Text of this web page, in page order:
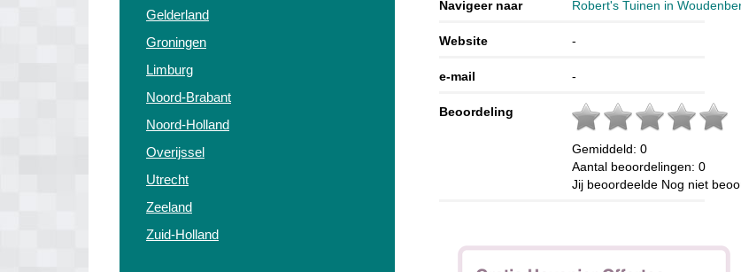
Gelderland
Groningen
Limburg
Noord-Brabant
Noord-Holland
Overijssel
Utrecht
Zeeland
Zuid-Holland
Navigeer naar Robert's Tuinen in
Website -
e-mail -
Beoordeling
Gemiddeld:0
Aantal beoordelingen:0
Jij beoordeelde Nog niet